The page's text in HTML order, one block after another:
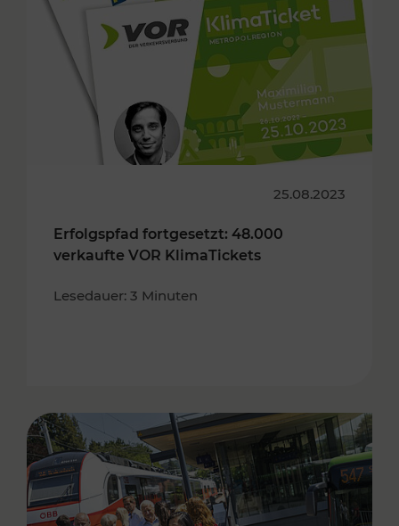
25.08.2023
Erfolgspfad fortgesetzt: 48.000
verkaufte VOR KlimaTickets
Lesedauer: 3 Minuten